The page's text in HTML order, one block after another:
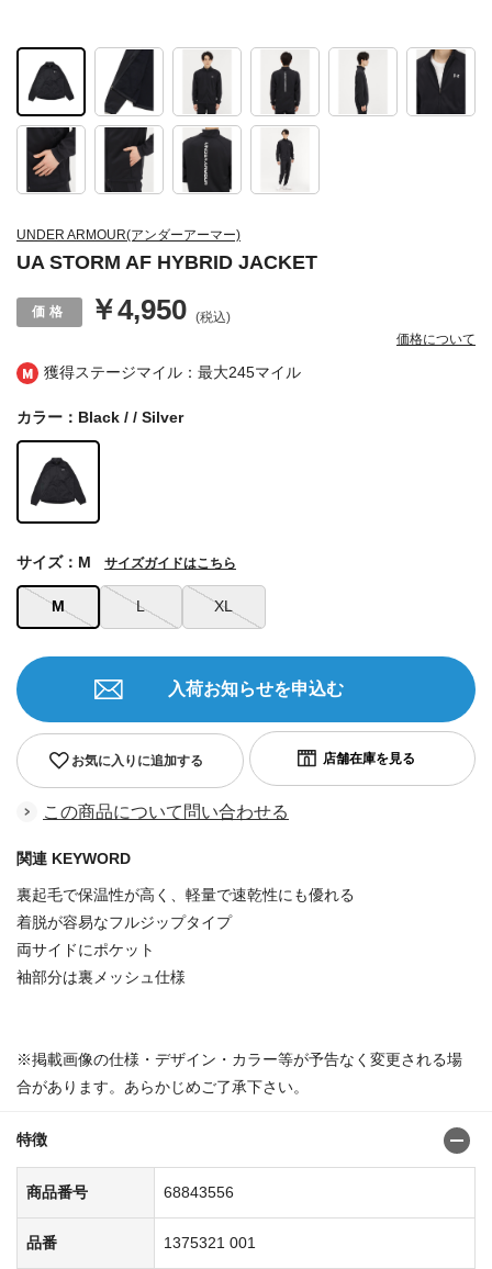
獲得ステージマイル：最大245マイル
UNDER ARMOUR(アンダーアーマー)
UA STORM AF HYBRID JACKET
￥4,950 (税込)
価格について
カラー：Black / / Silver
M L XL
サイズ：M サイズガイドはこちら
お気に入りに追加する
入荷お知らせを申込む
この商品について問い合わせる
関連 KEYWORD
裏起毛で保温性が高く、軽量で速乾性にも優れる
着脱が容易なフルジップタイプ
両サイドにポケット
袖部分は裏メッシュ仕様
※掲載画像の仕様・デザイン・カラー等が予告なく変更される場
合があります。あらかじめご了承下さい。
特徴
商品番号 68843556
品番 1375321 001